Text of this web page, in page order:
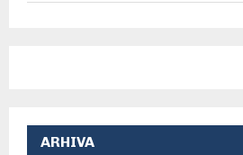
ARHIVA